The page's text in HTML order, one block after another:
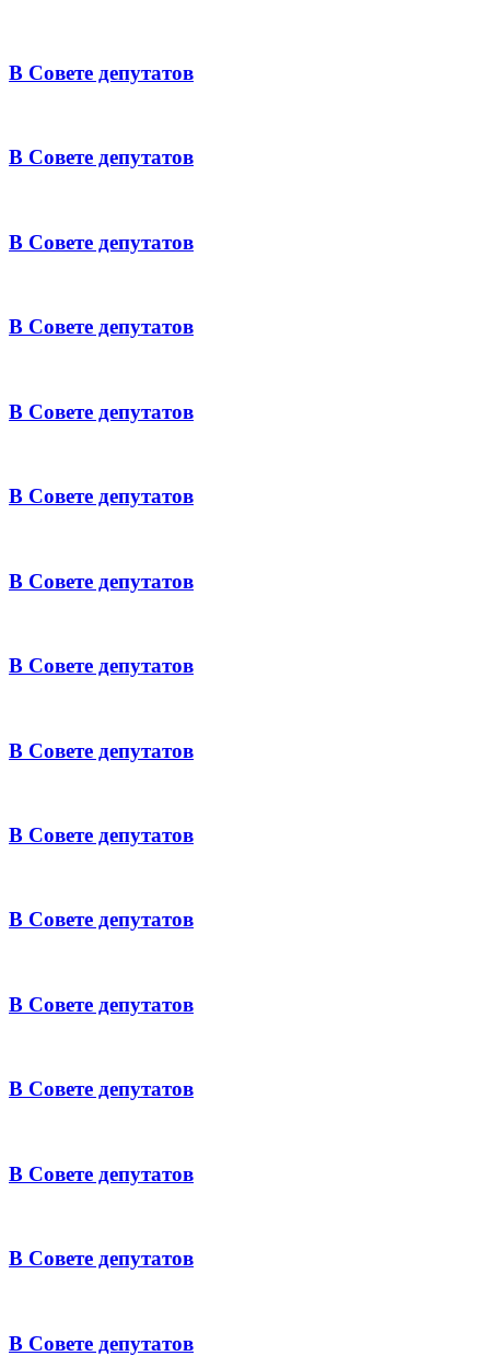
В Совете депутатов
В Совете депутатов
В Совете депутатов
В Совете депутатов
В Совете депутатов
В Совете депутатов
В Совете депутатов
В Совете депутатов
В Совете депутатов
В Совете депутатов
В Совете депутатов
В Совете депутатов
В Совете депутатов
В Совете депутатов
В Совете депутатов
В Совете депутатов